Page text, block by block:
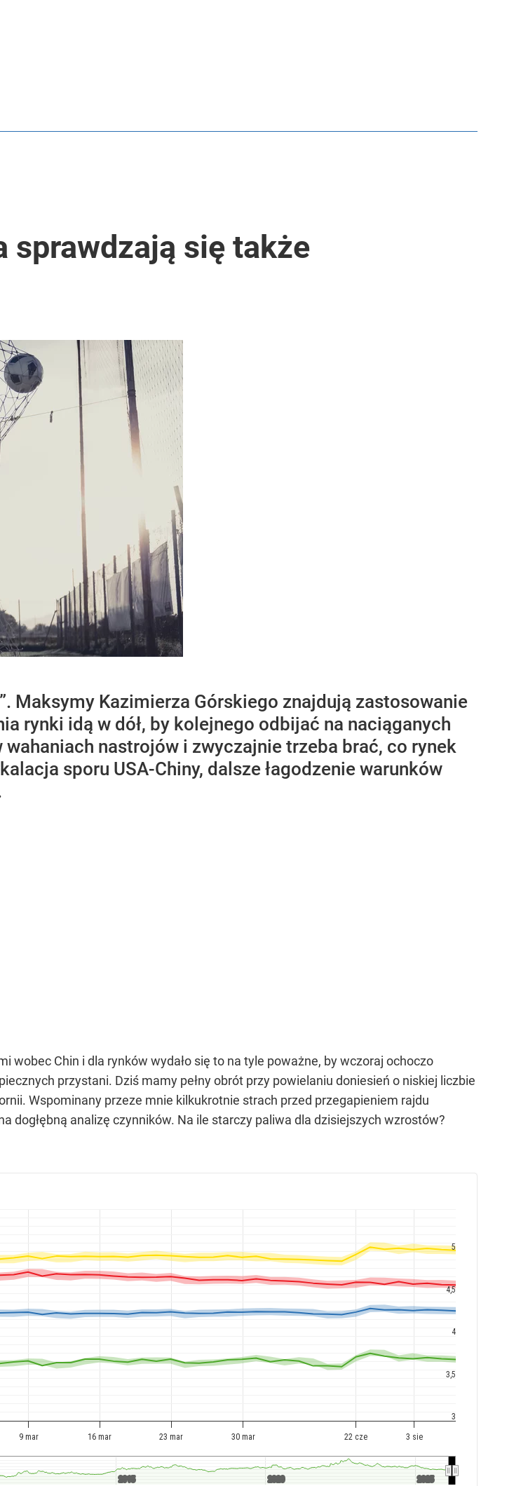
sprawdzają się także
Maksymy Kazimierza Górskiego znajdują zastosowanie
rynki idą w dół, by kolejnego odbijać na naciąganych
nastrojów i zwyczajnie trzeba brać, co rynek
sporu USA-Chiny, dalsze łagodzenie warunków
wobec Chin i dla rynków wydało się to na tyle poważne, by wczoraj ochoczo
przystani. Dziś mamy pełny obrót przy powielaniu doniesień o niskiej liczbie
Wspominany przeze mnie kilkukrotnie strach przed przegapieniem rajdu
dogłębną analizę czynników. Na ile starczy paliwa dla dzisiejszych wzrostów?